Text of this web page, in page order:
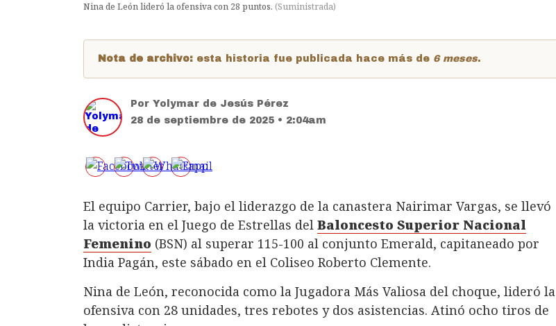
Nina de León lideró la ofensiva con 28 puntos. (Suministrada)
Nota de archivo: esta historia fue publicada hace más de 6 meses.
Por Yolymar de Jesús Pérez
28 de septiembre de 2025 • 2:04am
El equipo Carrier, bajo el liderazgo de la canastera Nairimar Vargas, se llevó
la victoria en el Juego de Estrellas del Baloncesto Superior Nacional
Femenino (BSN) al superar 115-100 al conjunto Emerald, capitaneado por
India Pagán, este sábado en el Coliseo Roberto Clemente.
Nina de León, reconocida como la Jugadora Más Valiosa del choque, lideró la
ofensiva con 28 unidades, tres rebotes y dos asistencias. Atinó ocho tiros de